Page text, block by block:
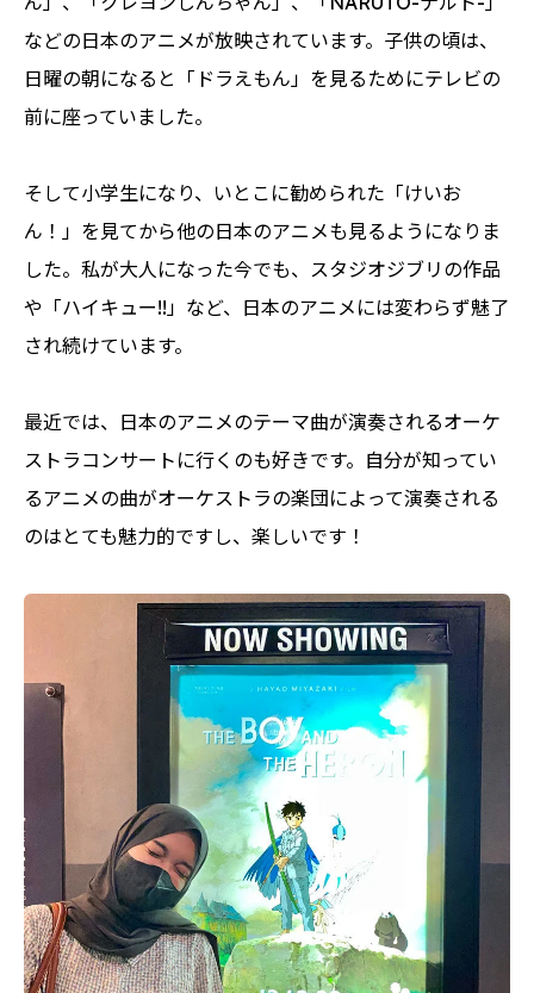
などの日本のアニメが放映されています。子供の頃は、
日曜の朝になると「ドラえもん」を見るためにテレビの
前に座っていました。
そして小学生になり、いとこに勧められた「けいお
ん！」を見てから他の日本のアニメも見るようになりま
した。私が大人になった今でも、スタジオジブリの作品
や「ハイキュー!!」など、日本のアニメには変わらず魅了
され続けています。
最近では、日本のアニメのテーマ曲が演奏されるオーケ
ストラコンサートに行くのも好きです。自分が知ってい
るアニメの曲がオーケストラの楽団によって演奏される
のはとても魅力的ですし、楽しいです！